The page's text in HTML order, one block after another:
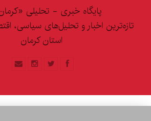
پایگاه خبری - تحلیلی
تازه‌ترین اخبار و تحلیل‌های سیاسی،
استان کرمان